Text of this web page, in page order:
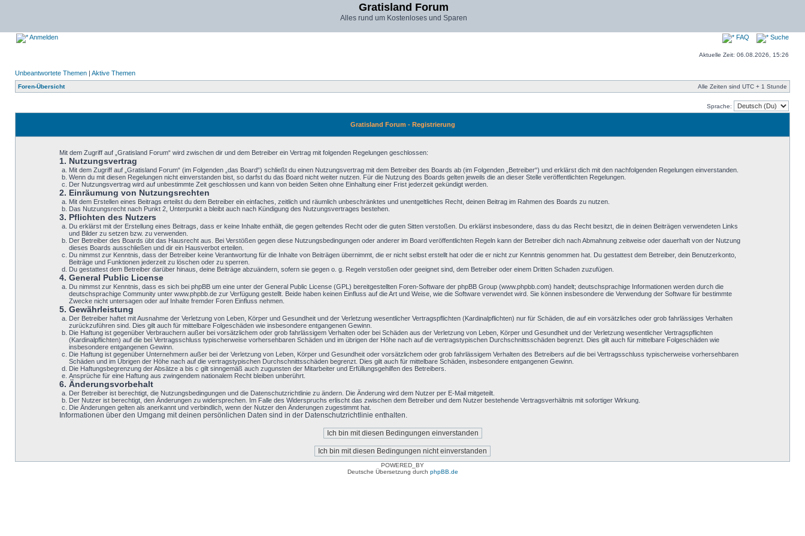
Gratisland Forum
Alles rund um Kostenloses und Sparen
Anmelden FAQ Suche
Aktuelle Zeit: 06.08.2026, 15:26
Unbeantwortete Themen | Aktive Themen
Foren-Übersicht Alle Zeiten sind UTC + 1 Stunde
Sprache:
Gratisland Forum - Registrierung
Mit dem Zugriff auf „Gratisland Forum“ wird zwischen dir und dem Betreiber ein Vertrag mit folgenden Regelungen geschlossen:
1. Nutzungsvertrag
Mit dem Zugriff auf „Gratisland Forum“ (im Folgenden „das Board“) schließt du einen Nutzungsvertrag mit dem Betreiber des Boards ab (im Folgenden „Betreiber“) und erklärst dich mit den nachfolgenden Regelungen einverstanden.
Wenn du mit diesen Regelungen nicht einverstanden bist, so darfst du das Board nicht weiter nutzen. Für die Nutzung des Boards gelten jeweils die an dieser Stelle veröffentlichten Regelungen.
Der Nutzungsvertrag wird auf unbestimmte Zeit geschlossen und kann von beiden Seiten ohne Einhaltung einer Frist jederzeit gekündigt werden.
2. Einräumung von Nutzungsrechten
Mit dem Erstellen eines Beitrags erteilst du dem Betreiber ein einfaches, zeitlich und räumlich unbeschränktes und unentgeltliches Recht, deinen Beitrag im Rahmen des Boards zu nutzen.
Das Nutzungsrecht nach Punkt 2, Unterpunkt a bleibt auch nach Kündigung des Nutzungsvertrages bestehen.
3. Pflichten des Nutzers
Du erklärst mit der Erstellung eines Beitrags, dass er keine Inhalte enthält, die gegen geltendes Recht oder die guten Sitten verstoßen. Du erklärst insbesondere, dass du das Recht besitzt, die in deinen Beiträgen verwendeten Links
und Bilder zu setzen bzw. zu verwenden.
Der Betreiber des Boards übt das Hausrecht aus. Bei Verstößen gegen diese Nutzungsbedingungen oder anderer im Board veröffentlichten Regeln kann der Betreiber dich nach Abmahnung zeitweise oder dauerhaft von der Nutzung
dieses Boards ausschließen und dir ein Hausverbot erteilen.
Du nimmst zur Kenntnis, dass der Betreiber keine Verantwortung für die Inhalte von Beiträgen übernimmt, die er nicht selbst erstellt hat oder die er nicht zur Kenntnis genommen hat. Du gestattest dem Betreiber, dein Benutzerkonto,
Beiträge und Funktionen jederzeit zu löschen oder zu sperren.
Du gestattest dem Betreiber darüber hinaus, deine Beiträge abzuändern, sofern sie gegen o. g. Regeln verstoßen oder geeignet sind, dem Betreiber oder einem Dritten Schaden zuzufügen.
4. General Public License
Du nimmst zur Kenntnis, dass es sich bei phpBB um eine unter der General Public License (GPL) bereitgestellten Foren-Software der phpBB Group (www.phpbb.com) handelt; deutschsprachige Informationen werden durch die
deutschsprachige Community unter www.phpbb.de zur Verfügung gestellt. Beide haben keinen Einfluss auf die Art und Weise, wie die Software verwendet wird. Sie können insbesondere die Verwendung der Software für bestimmte
Zwecke nicht untersagen oder auf Inhalte fremder Foren Einfluss nehmen.
5. Gewährleistung
Der Betreiber haftet mit Ausnahme der Verletzung von Leben, Körper und Gesundheit und der Verletzung wesentlicher Vertragspflichten (Kardinalpflichten) nur für Schäden, die auf ein vorsätzliches oder grob fahrlässiges Verhalten
zurückzuführen sind. Dies gilt auch für mittelbare Folgeschäden wie insbesondere entgangenen Gewinn.
Die Haftung ist gegenüber Verbrauchern außer bei vorsätzlichem oder grob fahrlässigem Verhalten oder bei Schäden aus der Verletzung von Leben, Körper und Gesundheit und der Verletzung wesentlicher Vertragspflichten
(Kardinalpflichten) auf die bei Vertragsschluss typischerweise vorhersehbaren Schäden und im übrigen der Höhe nach auf die vertragstypischen Durchschnittsschäden begrenzt. Dies gilt auch für mittelbare Folgeschäden wie
insbesondere entgangenen Gewinn.
Die Haftung ist gegenüber Unternehmern außer bei der Verletzung von Leben, Körper und Gesundheit oder vorsätzlichem oder grob fahrlässigem Verhalten des Betreibers auf die bei Vertragsschluss typischerweise vorhersehbaren
Schäden und im Übrigen der Höhe nach auf die vertragstypischen Durchschnittsschäden begrenzt. Dies gilt auch für mittelbare Schäden, insbesondere entgangenen Gewinn.
Die Haftungsbegrenzung der Absätze a bis c gilt sinngemäß auch zugunsten der Mitarbeiter und Erfüllungsgehilfen des Betreibers.
Ansprüche für eine Haftung aus zwingendem nationalem Recht bleiben unberührt.
6. Änderungsvorbehalt
Der Betreiber ist berechtigt, die Nutzungsbedingungen und die Datenschutzrichtlinie zu ändern. Die Änderung wird dem Nutzer per E-Mail mitgeteilt.
Der Nutzer ist berechtigt, den Änderungen zu widersprechen. Im Falle des Widerspruchs erlischt das zwischen dem Betreiber und dem Nutzer bestehende Vertragsverhältnis mit sofortiger Wirkung.
Die Änderungen gelten als anerkannt und verbindlich, wenn der Nutzer den Änderungen zugestimmt hat.
Informationen über den Umgang mit deinen persönlichen Daten sind in der Datenschutzrichtlinie enthalten.
POWERED_BY
Deutsche Übersetzung durch phpBB.de